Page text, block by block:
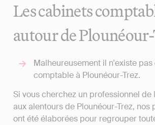
Les cabinets
autour de
Malheureusement il n'existe
comptable à Plounéour-Trez.
Si vous cherchez un professionnel
aux alentours de Plounéour-Trez, nos
ont été élaborées pour regrouper